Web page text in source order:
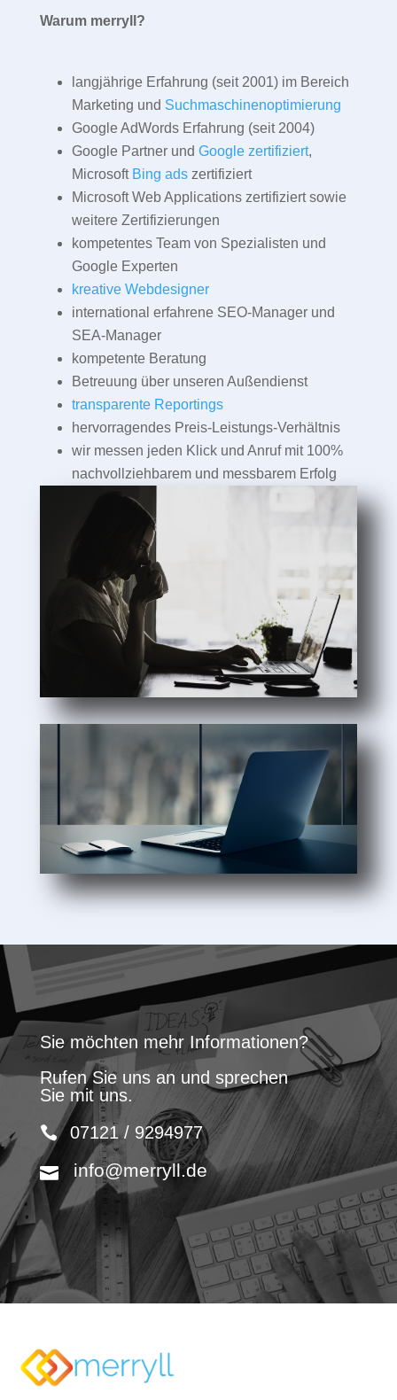
Warum merryll?
langjährige Erfahrung (seit 2001) im Bereich
Marketing und Suchmaschinenoptimierung
Google AdWords Erfahrung (seit 2004)
Google Partner und Google zertifiziert,
Microsoft Bing adszertifiziert
Microsoft Web Applications zertifiziert sowie
weitere Zertifizierungen
kompetentes Team von Spezialisten und
Google Experten
kreative Webdesigner
international erfahrene SEO-Manager und
SEA-Manager
kompetente Beratung
Betreuung über unseren Außendienst
transparente Reportings
hervorragendes Preis-Leistungs-Verhältnis
wir messen jeden Klick und Anruf mit 100%
nachvollziehbarem und messbarem Erfolg
Sie möchten mehr Informationen?
Rufen Sie uns an und sprechen
Sie mit uns.
07121 / 9294977
info@merryll.de